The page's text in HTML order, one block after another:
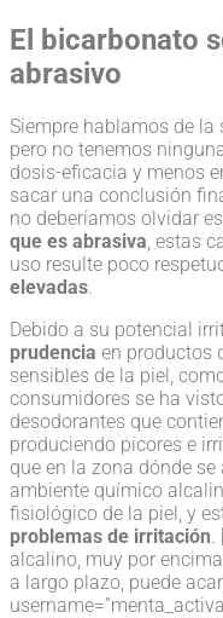
El bicarbonato
abrasivo
Siempre hablamos de la
pero no tenemos
dosis-eficacia y menos
sacar una conclusión
no deberíamos olvidar
que es abrasiva , estas
uso resulte poco
elevadas
Debido a su potencial
prudencia en productos
sensibles de la piel,
consumidores se ha
desodorantes que
produciendo picores e
que en la zona dónde
ambiente químico
fisiológico de la piel, y
problemas de irritación
alcalino, muy por
a largo plazo, puede